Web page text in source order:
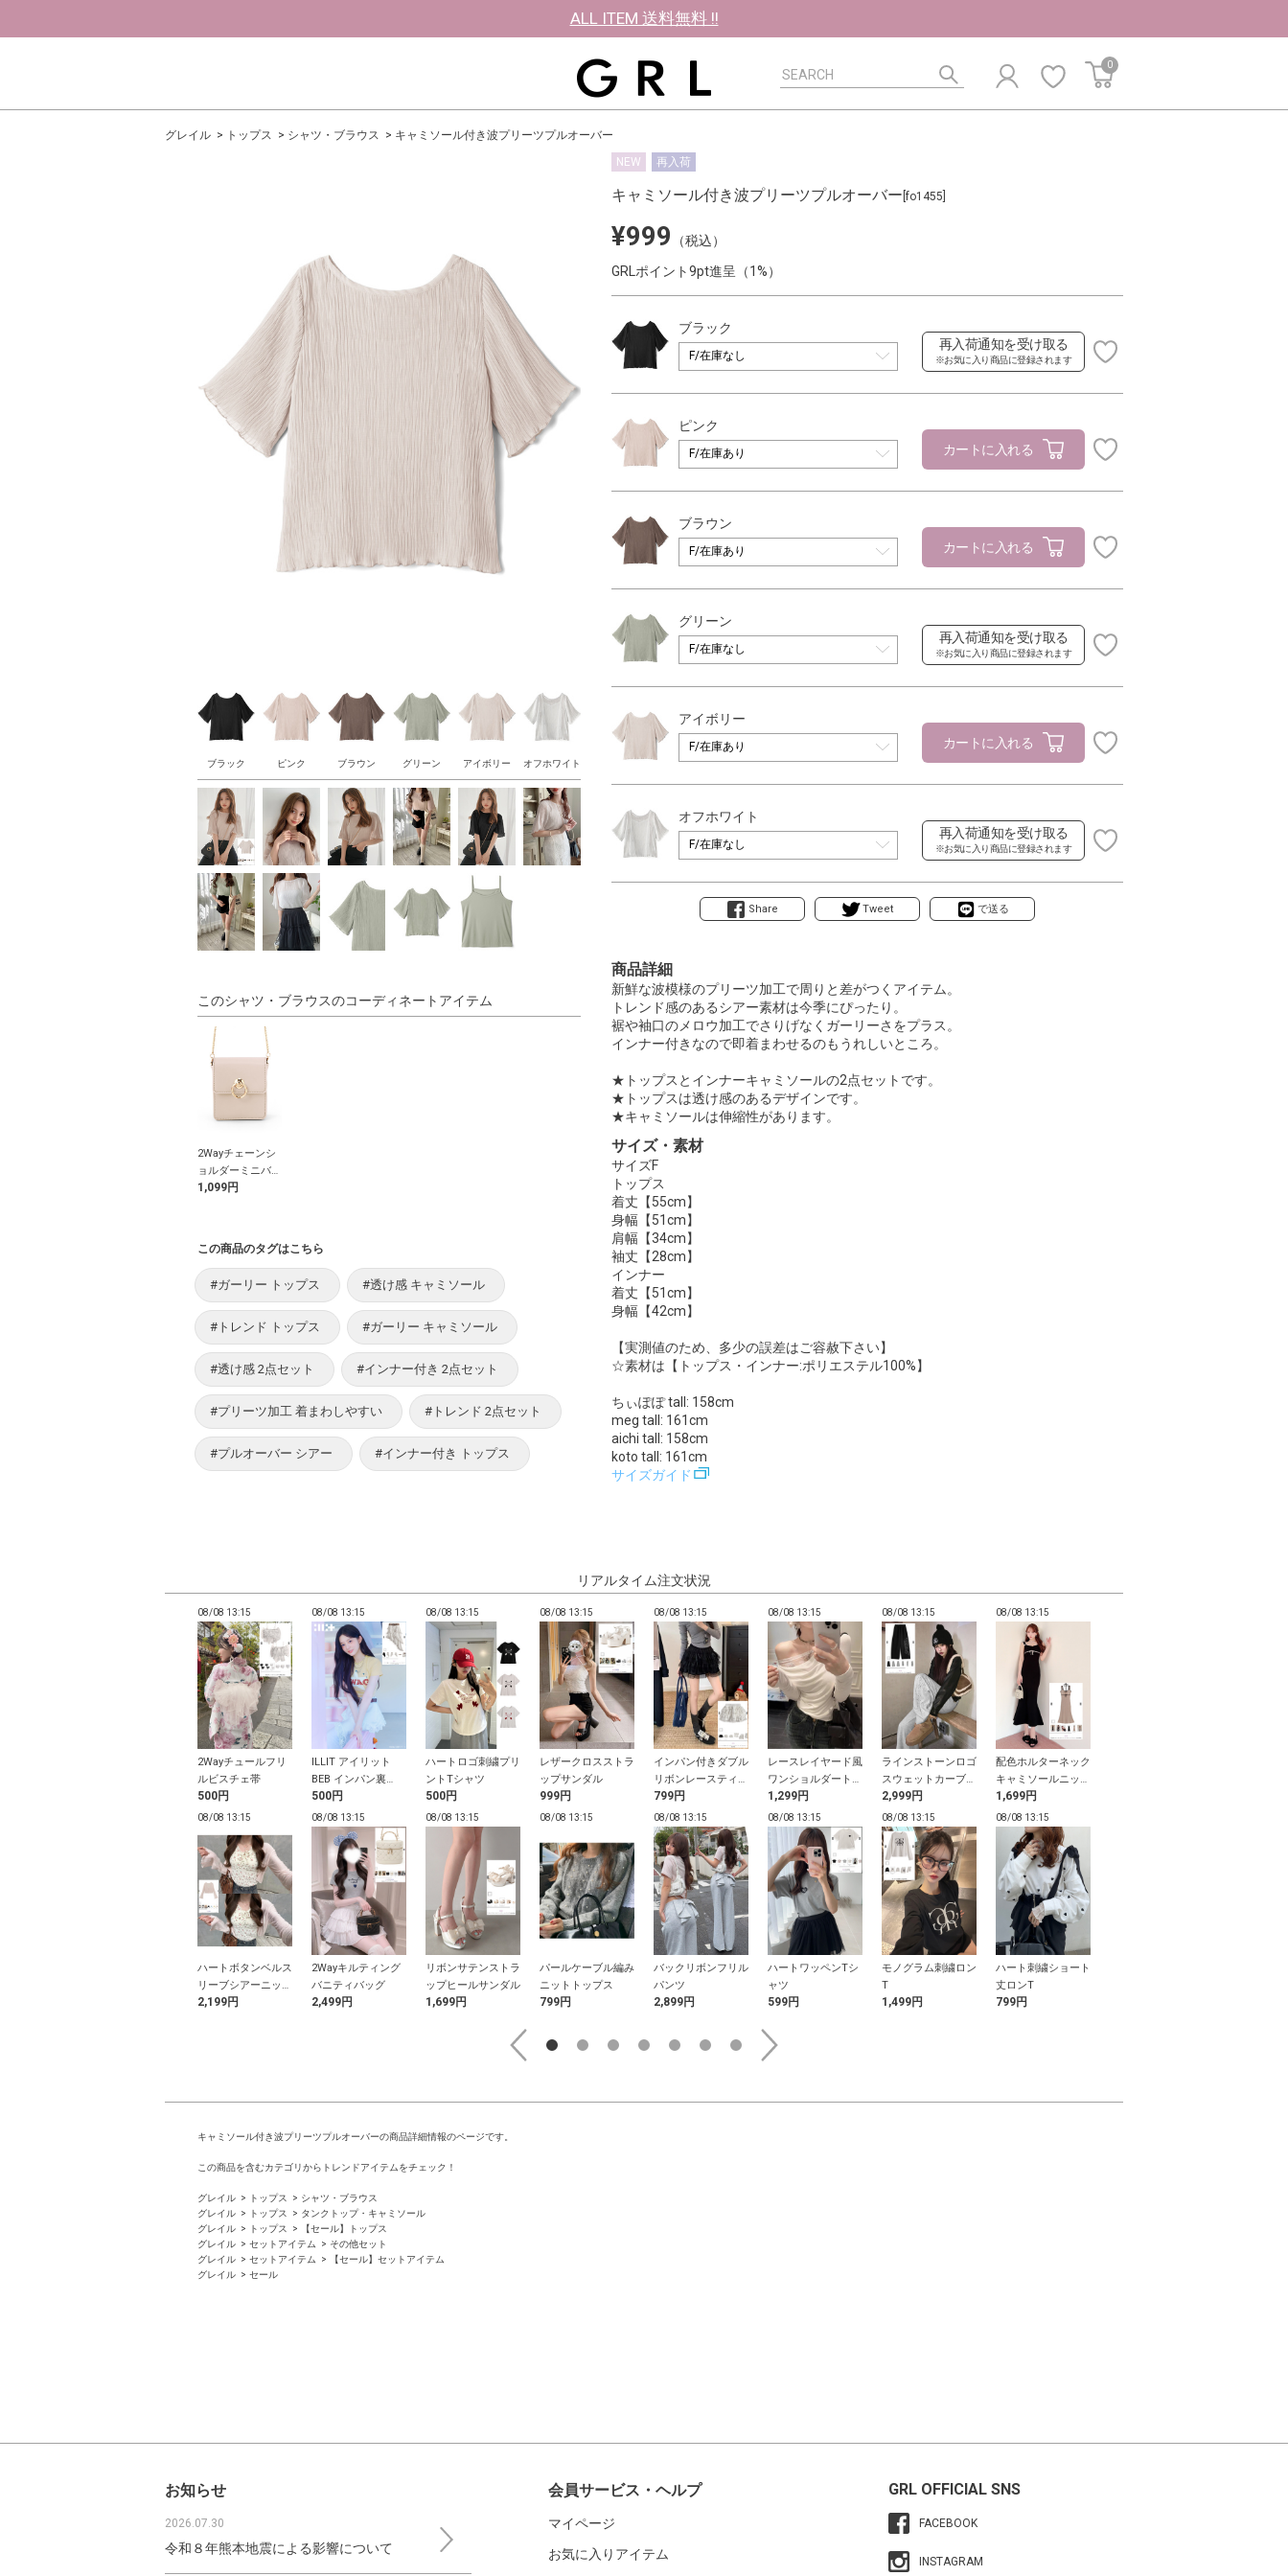
ALL ITEM 送料無料 !!
0
グレイル トップス シャツ・ブラウス キャミソール付き波プリーツプルオーバー
ブラック ピンク ブラウン グリーン アイボリー オフホワイト
NEW 再入荷
キャミソール付き波プリーツプルオーバー [fo1455]
¥999
（税込）
GRLポイント9pt進呈（1%）
ブラック
再入荷通知を受け取る
※お気に入り商品に登録されます
ピンク
カートに入れる
ブラウン
カートに入れる
グリーン
再入荷通知を受け取る
※お気に入り商品に登録されます
アイボリー
カートに入れる
オフホワイト
再入荷通知を受け取る
※お気に入り商品に登録されます
Share Tweet で送る
商品詳細
新鮮な波模様のプリーツ加工で周りと差がつくアイテム。
トレンド感のあるシアー素材は今季にぴったり。
裾や袖口のメロウ加工でさりげなくガーリーさをプラス。
インナー付きなので即着まわせるのもうれしいところ。
★トップスとインナーキャミソールの2点セットです。
★トップスは透け感のあるデザインです。
★キャミソールは伸縮性があります。
サイズ・素材
サイズF
トップス
着丈【55cm】
身幅【51cm】
肩幅【34cm】
袖丈【28cm】
インナー
着丈【51cm】
身幅【42cm】
【実測値のため、多少の誤差はご容赦下さい】
☆素材は【トップス・インナー:ポリエステル100%】
ちぃぽぽ tall: 158cm
meg tall: 161cm
aichi tall: 158cm
koto tall: 161cm
サイズガイド
このシャツ・ブラウスのコーディネートアイテム
2Wayチェーンシ
ョルダーミニバッ
グ
1,099円
この商品のタグはこちら
#ガーリー トップス #透け感 キャミソール
#トレンド トップス #ガーリー キャミソール
#透け感 2点セット #インナー付き 2点セット
#プリーツ加工 着まわしやすい #トレンド 2点セット
#プルオーバー シアー #インナー付き トップス
リアルタイム注文状況
08/08 13:15
2Wayチュールフリ
ルビスチェ帯
500円
08/08 13:15
ILLIT アイリット
BEB インパン裏
地・ベルト付きアシ
ンメトリーレーステ
ィアードスカート
500円
08/08 13:15
ハートロゴ刺繍プリ
ントTシャツ
500円
08/08 13:15
レザークロスストラ
ップサンダル
999円
08/08 13:15
インパン付きダブル
リボンレースティア
ードミニスカート
799円
08/08 13:15
レースレイヤード風
ワンショルダートッ
プス
1,299円
08/08 13:15
ラインストーンロゴ
スウェットカーブパ
ンツ
2,999円
08/08 13:15
配色ホルターネック
キャミソールニット
ワンピース
1,699円
08/08 13:15
ハートボタンベルス
リーブシアーニット
カーディガン
2,199円
08/08 13:15
2Wayキルティング
バニティバッグ
2,499円
08/08 13:15
リボンサテンストラ
ップヒールサンダル
1,699円
08/08 13:15
パールケーブル編み
ニットトップス
799円
08/08 13:15
バックリボンフリル
パンツ
2,899円
08/08 13:15
ハートワッペンTシ
ャツ
599円
08/08 13:15
モノグラム刺繍ロン
T
1,499円
08/08 13:15
ハート刺繍ショート
丈ロンT
799円
キャミソール付き波プリーツプルオーバーの商品詳細情報のページです。
この商品を含むカテゴリからトレンドアイテムをチェック！
グレイル トップス
シャツ・ブラウス
グレイル
トップス
タンクトップ・キャミソール
グレイル
トップス
【セール】トップス
グレイル
セットアイテム
その他セット
グレイル
セットアイテム
【セール】セットアイテム
グレイル
セール
お知らせ
2026.07.30
令和８年熊本地震による影響について
会員サービス・ヘルプ
マイページ
お気に入りアイテム
GRL OFFICIAL SNS
FACEBOOK
INSTAGRAM